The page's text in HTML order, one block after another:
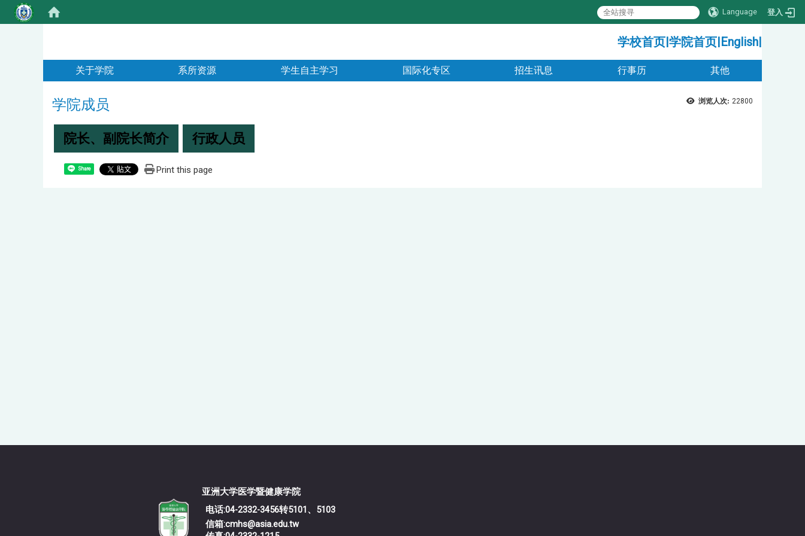
Language 登入
学校首页|学院首页|English|
关于学院 系所资源 学生自主学习 国际化专区 招生讯息 行事历 其他
浏览人次: 22800
学院成员
院长、副院长简介 行政人员
Share Print this page
亚洲大学医学暨健康学院
电话:04-2332-3456转5101、5103
信箱:cmhs@asia.edu.tw